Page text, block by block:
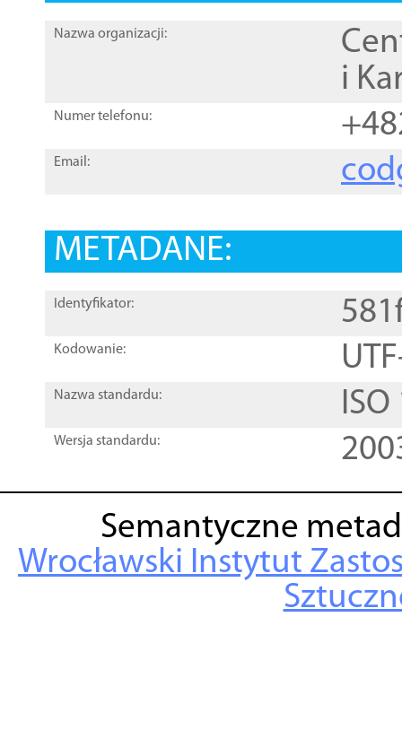
Nazwa organizacji:
i
Numer telefonu:
Email:
METADANE:
Identyfikator:
Kodowanie:
Nazwa standardu:
Wersja standardu:
Semantyczne
Wrocławski Instytut